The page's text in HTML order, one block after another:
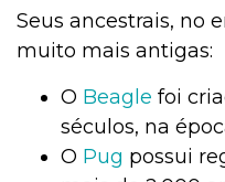
Seus ancestrais, no
muito mais antigas:
O Beagle foi
séculos, na
O Pug possui